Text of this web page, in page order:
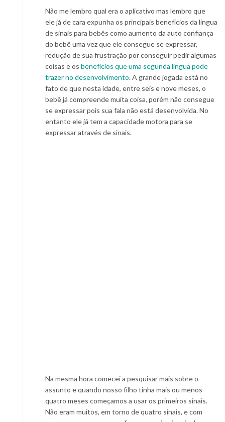
Não me lembro qual era o aplicativo mas lembro que
ele já de cara expunha os principais benefícios da língua
de sinais para bebês como aumento da auto confiança
do bebê uma vez que ele consegue se expressar,
redução de sua frustração por conseguir pedir algumas
coisas e os benefícios que uma segunda língua pode
trazer no desenvolvimento. A grande jogada está no
fato de que nesta idade, entre seis e nove meses, o
bebê já compreende muita coisa, porém não consegue
se expressar pois sua fala não está desenvolvida. No
entanto ele já tem a capacidade motora para se
expressar através de sinais.
Na mesma hora comecei a pesquisar mais sobre o
assunto e quando nosso filho tinha mais ou menos
quatro meses começamos a usar os primeiros sinais.
Não eram muitos, em torno de quatro sinais, e com